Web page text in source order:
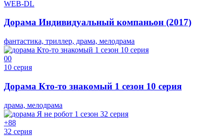
WEB-DL
Дорама Индивидуальный компаньон (2017)
фантастика, триллер, драма, мелодрама
00
10 серия
Дорама Кто-то знакомый 1 сезон 10 серия
драма, мелодрама
+88
32 серия